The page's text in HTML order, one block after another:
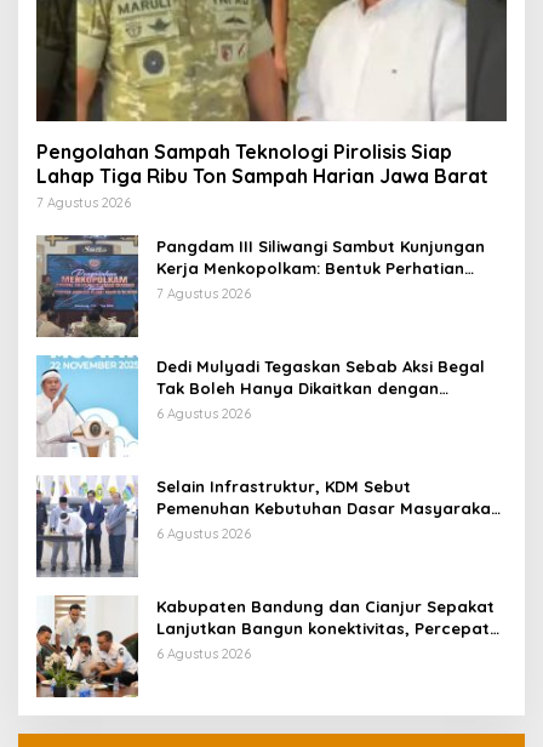
Pengolahan Sampah Teknologi Pirolisis Siap
Lahap Tiga Ribu Ton Sampah Harian Jawa Barat
7 Agustus 2026
Pangdam III Siliwangi Sambut Kunjungan
Kerja Menkopolkam: Bentuk Perhatian
Pemerintah
7 Agustus 2026
Dedi Mulyadi Tegaskan Sebab Aksi Begal
Tak Boleh Hanya Dikaitkan dengan
Ekonomi
6 Agustus 2026
Selain Infrastruktur, KDM Sebut
Pemenuhan Kebutuhan Dasar Masyarakat
Jadi Fokus APBD Jabar 2027
6 Agustus 2026
Kabupaten Bandung dan Cianjur Sepakat
Lanjutkan Bangun konektivitas, Percepat
Pertumbuhan Ekonomi Daerah
6 Agustus 2026